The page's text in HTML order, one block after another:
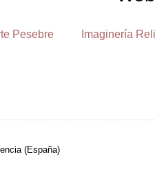
Pesebre Imaginería
(España)